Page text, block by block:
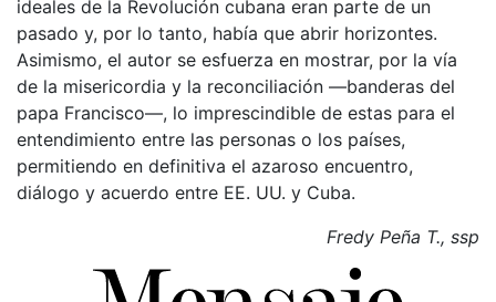
ideales de la Revolución cubana eran parte de un
pasado y, por lo tanto, había que abrir horizontes.
Asimismo, el autor se esfuerza en mostrar, por la vía
de la misericordia y la reconciliación —banderas del
papa Francisco—, lo imprescindible de estas para el
entendimiento entre las personas o los países,
permitiendo en definitiva el azaroso encuentro,
diálogo y acuerdo entre EE. UU. y Cuba.
Fredy Peña T., ssp